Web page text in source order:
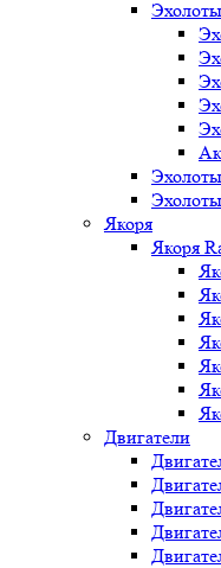
Якоря
Якоря
Двигатели